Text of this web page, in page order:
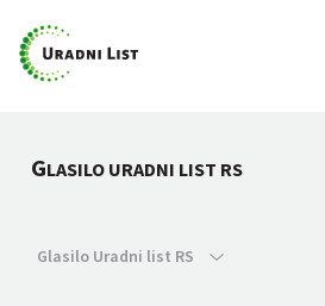
GLASILO URADNI LIST RS
Glasilo Uradni list RS